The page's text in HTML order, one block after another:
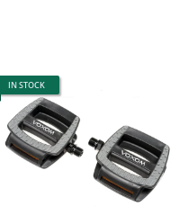
IN STOCK